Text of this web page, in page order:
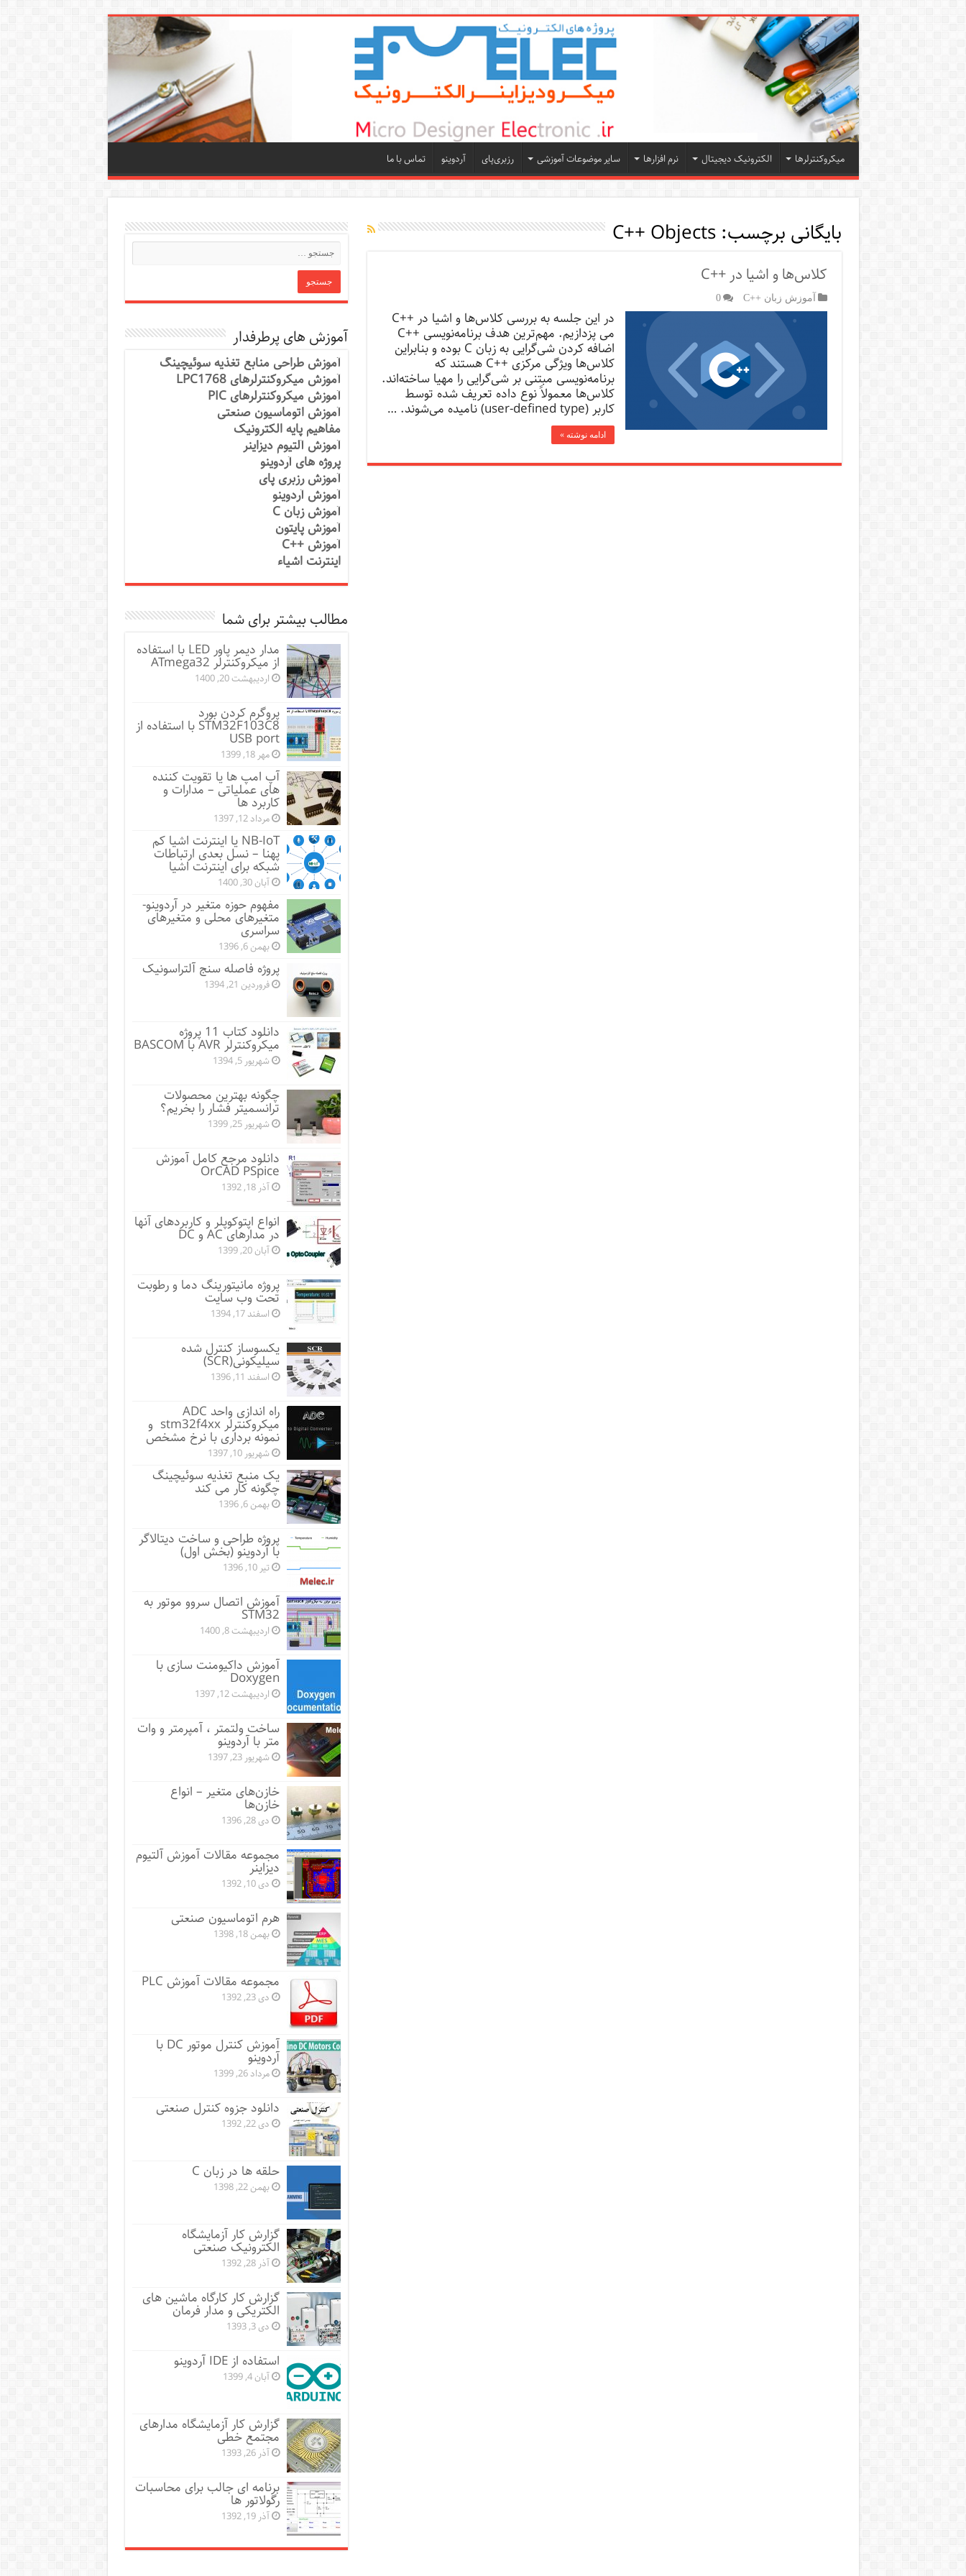
میکروکنترلرها الکترونیک دیجیتال نرم افزارها سایر موضوعات آموزشی رزبری‌پای آردوینو تماس با ما
بایگانی برچسب:C++ Objects
کلاس‌ها و اشیا در ++C
آموزش زبان ++C 0
در این جلسه به بررسی کلاس‌ها و اشیا در ++C
می پزدازیم. مهم‌ترین هدف برنامه‌نویسی ++C
اضافه کردن شی‌گرایی به زبان C بوده و بنابراین
کلاس‌ها ویژگی مرکزی ++C هستند که
برنامه‌نویسی مبتنی بر شی‌گرایی را مهیا ساخته‌اند.
کلاس‌ها معمولاً نوع داده تعریف شده توسط
کاربر (user-defined type) نامیده می‌شوند. …
ادامه نوشته »
آموزش های پرطرفدار
آموزش طراحی منابع تغذیه سوئیچینگ
آموزش میکروکنترلرهای LPC1768
آموزش میکروکنترلرهای PIC
آموزش اتوماسیون صنعتی
مفاهیم پایه الکترونیک
آموزش آلتیوم دیزاینر
پروژه های آردوینو
آموزش رزبری پای
آموزش آردوینو
آموزش زبان C
آموزش پایتون
آموزش ++C
اینترنت اشیاء
مطالب بیشتر برای شما
مدار دیمر پاور LED با استفاده
از میکروکنترلر ATmega32
اردیبهشت 20, 1400
پروگرم کردن بورد
STM32F103C8 با استفاده از
USB port
مهر 18, 1399
آپ امپ ها یا تقویت کننده
های عملیاتی – مدارات و
کاربرد ها
مرداد 12, 1397
NB-IoT یا اینترنت اشیا کم
پهنا – نسل بعدی ارتباطات
شبکه برای اینترنت اشیا
آبان 30, 1400
مفهوم حوزه متغیر در آردوینو-
متغیرهای محلی و متغیرهای
سراسری
بهمن 6, 1396
پروژه فاصله سنج آلتراسونیک
فروردین 21, 1394
دانلود کتاب 11 پروژه
میکروکنترلر AVR با BASCOM
شهریور 5, 1394
چگونه بهترین محصولات
ترانسمیتر فشار را بخریم؟
شهریور 25, 1399
دانلود مرجع کامل آموزش
OrCAD PSpice
آذر 18, 1392
انواع اپتوکوپلر و کاربردهای آنها
در مدارهای AC و DC
آبان 20, 1399
پروژه مانيتورينگ دما و رطوبت
تحت وب سایت
اسفند 17, 1394
یکسوساز کنترل شده
سیلیکونی(SCR)
اسفند 11, 1396
راه اندازی واحد ADC
میکروکنترلر stm32f4xx و
نمونه برداری با نرخ مشخص
شهریور 10, 1397
یک منبع تغذیه سوئیچینگ
چگونه کار می کند
بهمن 6, 1396
پروژه طراحی و ساخت دیتالاگر
با آردوینو (بخش اول)
تیر 10, 1396
آموزش اتصال سروو موتور به
STM32
اردیبهشت 8, 1400
آموزش داکیومنت سازی با
Doxygen
اردیبهشت 12, 1397
ساخت ولتمتر ، آمپرمتر و وات
متر با آردوینو
شهریور 23, 1397
خازن‌های متغیر – انواع
خازن‌ها
دی 28, 1396
مجموعه مقالات آموزش آلتیوم
دیزاینر
دی 10, 1392
هرم اتوماسیون صنعتی
بهمن 18, 1398
مجموعه مقالات آموزش PLC
دی 23, 1392
آموزش کنترل موتور DC با
آردوینو
مرداد 26, 1399
دانلود جزوه کنترل صنعتی
دی 22, 1392
حلقه ها در زبان C
بهمن 22, 1398
گزارش کار آزمایشگاه
الکترونیک صنعتی
آذر 28, 1392
گزارش کار کارگاه ماشین های
الکتریکی و مدار فرمان
دی 3, 1393
استفاده از IDE آردوینو
آبان 4, 1399
گزارش کار آزمایشگاه مدارهای
مجتمع خطی
آذر 26, 1393
برنامه ای جالب برای محاسبات
رگولاتور ها
آذر 19, 1392